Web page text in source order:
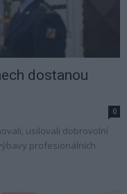
dostanou
0
usilovali dobrovolní
profesionálních